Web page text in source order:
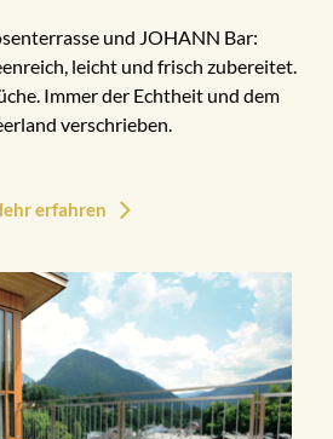
und JOHANN Bar:
leicht und frisch zubereitet.
Immer der Echtheit und dem
verschrieben.
erfahren